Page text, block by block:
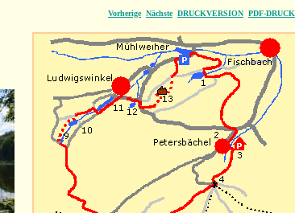
Vorherige Nächste DRUCKVERSION PDF-DRUCK